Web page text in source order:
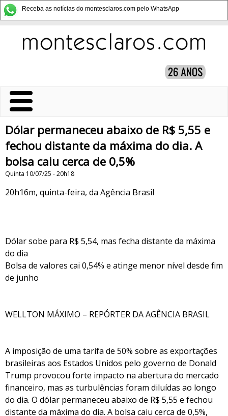
Receba as notícias do montesclaros.com pelo WhatsApp
Dólar permaneceu abaixo de R$ 5,55 e
fechou distante da máxima do dia. A
bolsa caiu cerca de 0,5%
Quinta 10/07/25 - 20h18
20h16m, quinta-feira, da Agência Brasil
Dólar sobe para R$ 5,54, mas fecha distante da máxima
do dia
Bolsa de valores cai 0,54% e atinge menor nível desde fim
de junho
WELLTON MÁXIMO – REPÓRTER DA AGÊNCIA BRASIL
A imposição de uma tarifa de 50% sobre as exportações
brasileiras aos Estados Unidos pelo governo de Donald
Trump provocou forte impacto na abertura do mercado
financeiro, mas as turbulências foram diluídas ao longo
do dia. O dólar permaneceu abaixo de R$ 5,55 e fechou
distante da máxima do dia. A bolsa caiu cerca de 0,5%,